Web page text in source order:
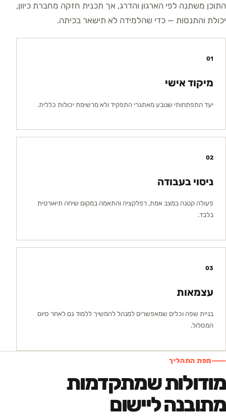
התוכן משתנה לפי הארגון והדרג, אך תכנית חזקה מחברת כיוון,
יכולת והתנסות — כדי שהלמידה לא תישאר בכיתה.
01
מיקוד אישי
יעד התפתחותי שנובע מאתגרי התפקיד ולא מרשימת יכולות כללית.
02
ניסוי בעבודה
פעולה קטנה במצב אמת, רפלקציה והתאמה במקום שיחה תיאורטית
בלבד.
03
עצמאות
בניית שפה וכלים שמאפשרים למנהל להמשיך ללמוד גם לאחר סיום
המסלול.
מפת התהליך
מודולות שמתקדמות
מתובנה ליישום